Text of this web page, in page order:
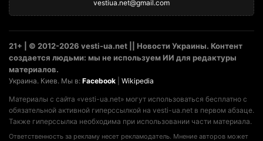
vestiua.net@gmail.com
21+ | © 2012-2026 vesti-ua.net || Новости Украины. Контент
создается людьми: мы не используем ИИ для редактуры
материалов.
Украина. Киев. Мы в: Facebook Wikipedia
Материалы с сайта «vesti-ua.net» могут использоваться бесплатно с
обязательной активной гиперссылкой на vesti-ua.net в первом абзаце.
Также гиперссылка необходима при использовании части материала.
Ответственность за рекламу несет рекламодатель. Мнение авторов может